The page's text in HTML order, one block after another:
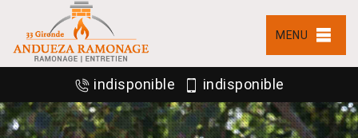
MENU
indisponible indisponible